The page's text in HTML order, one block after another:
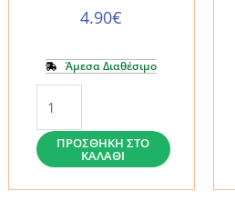
4.90€
Άμεσα Διαθέσιμο
Huawei
Watch
Fit
ΠΡΟΣΘΉΚΗ ΣΤΟ
ΚΑΛΆΘΙ